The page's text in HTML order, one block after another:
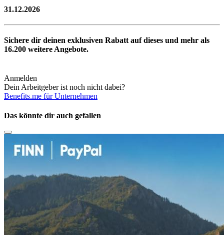
31.12.2026
Sichere dir deinen exklusiven Rabatt auf dieses und mehr als
16.200 weitere Angebote.
Anmelden
Dein Arbeitgeber ist noch nicht dabei?
Benefits.me für Unternehmen
Das könnte dir auch gefallen